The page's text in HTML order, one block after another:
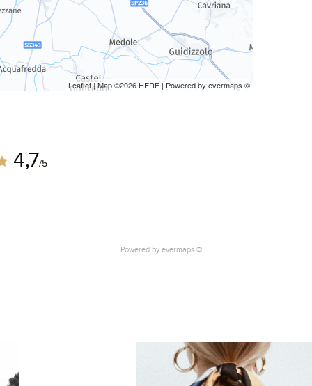
Leaflet| Map ©2026 HERE | Powered by evermaps ©
4,7/5
Powered by evermaps ©